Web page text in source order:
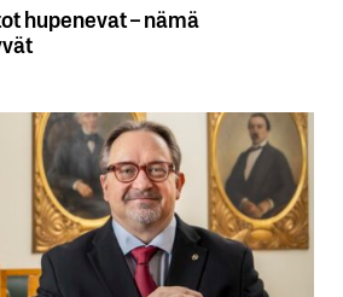
hupenevat – nämä